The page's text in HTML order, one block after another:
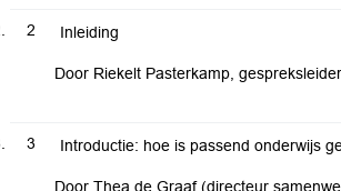
2 Inleiding
Door Riekelt Pasterkamp, gespreksleider
3 Introductie: hoe is passend onderwijs
Door Thea de Graaf (directeur